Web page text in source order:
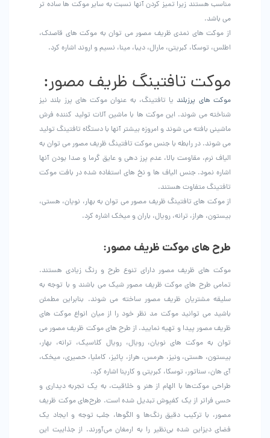
مناسب هستند زیرا تمیز کردن آنها نسبت به سایر موکت ها ساده تر
می باشد.
از موکت های نمدی ظریف مصور می توان به موکت های قاصدک،
اطلس، توسکا، کبریتی، مارال، دیبا، مینا، نسیم و اروند اشاره کرد.
موکت تافتینگ ظریف مصور:
موکت های پرزبلندیا تافتینگ، به عنوان موکت های پرز بلند نیز
شناخته می شوند. این موکت ها با ماشین آلات تولید کننده فرش
ماشینی بافته می شوند و امروزه بیشتر آنها با دستگاه تافتینگ تولید
می شوند‌. در رابطه با جنس موکت تافتینگ ظریف مصور می توان به
الیاف نرم، مقاومت بالا، عدم پرز دهی و عایق گرما و صدا بودن آنها
اشاره نمود. جنس الیاف ها و نخ های استفاده شده در بافت موکت
تافتینگ متفاوت هستند.
از موکت های تافتینگ ظریف مصور می توان به بهار، نویان، هستی،
بیستون، هراز، ترانه، رویال، باران و میخک اشاره کرد.
طرح های موکت ظریف مصور:
موکت های ظریف مصور دارای تنوع طرح و رنگ زیادی هستند.
تمامی طرح های موکت ظریف مصور شیک می باشند و با توجه به
سلیقه مشتریان ظریف مصور ساخته می شوند. بنابراین مطمئن
باشید می توانید موکت مد نظر خود را از میان انواع موکت های
ظریف مصور پیدا و تهیه نمایید. از طرح های موکت ظریف مصور می
توان به موکت های نویان، رویال، رویال کلاسیک، ترانه، بهار،
بیستون، هستی، ونیز، هرمس، هراز، پائیز، کاملیا، حصیری، میخک،
آی هان، سناتور، توسکا، کبریتی و کارینا اشاره کرد.
طراحی موکت‌ها با الهام از هنر و خلاقیت، به یک تجربه دیداری و
حسی فراتر از یک کفپوش تبدیل شده است. طرح‌های موکت ظریف
مصور، با ترکیب دقیق رنگ‌ها و الگوها، جلب توجه و ایجاد یک
فضای دیزاین شده بی‌نظیر را به ارمغان می‌آورند. از جذابیت این